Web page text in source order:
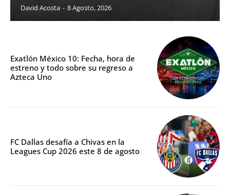
David Acosta - 8 Agosto, 2026
Exatlón México 10: Fecha, hora de
estreno y todo sobre su regreso a
Azteca Uno
FC Dallas desafía a Chivas en la
Leagues Cup 2026 este 8 de agosto